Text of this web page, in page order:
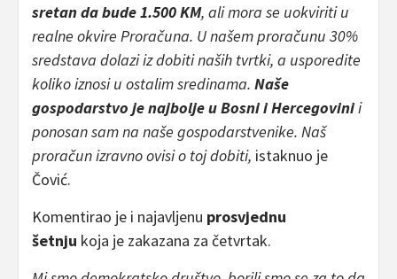
sretan da bude 1.500 KM, ali mora se uokviriti u
realne okvire Proračuna. U našem proračunu 30%
sredstava dolazi iz dobiti naših tvrtki, a usporedite
koliko iznosi u ostalim sredinama. Naše
gospodarstvo je najbolje u Bosni i Hercegovinii
ponosan sam na naše gospodarstvenike. Naš
proračun izravno ovisi o toj dobiti, istaknuo je
Čović.
Komentirao je i najavljenu prosvjednu
šetnju koja je zakazana za četvrtak.